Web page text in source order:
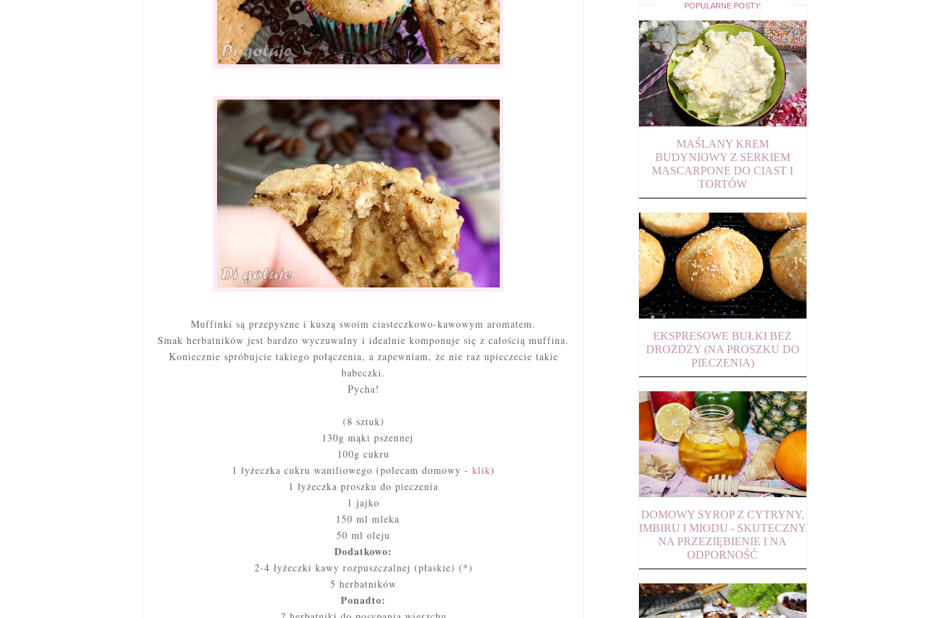
Muffinki są przepyszne i kuszą swoim ciasteczkowo-kawowym aromatem.
Smak herbatników jest bardzo wyczuwalny i idealnie komponuje się z całością muffina.
Koniecznie spróbujcie takiego połączenia, a zapewniam, że nie raz upieczecie takie
babeczki.
Pycha!
(8 sztuk)
130g mąki pszennej
100g cukru
1 łyżeczka cukru waniliowego (polecam domowy - klik)
1 łyżeczka proszku do pieczenia
1 jajko
150 ml mleka
50 ml oleju
Dodatkowo:
2-4 łyżeczki kawy rozpuszczalnej (płaskie) (*)
5 herbatników
Ponadto:
POPULARNE POSTY:
MAŚLANY KREM
BUDYNIOWY Z SERKIEM
MASCARPONE DO CIAST I
TORTÓW
EKSPRESOWE BUŁKI BEZ
DROŻDŻY (NA PROSZKU DO
PIECZENIA)
DOMOWY SYROP Z CYTRYNY,
IMBIRU I MIODU - SKUTECZNY
NA PRZEZIĘBIENIE I NA
ODPORNOŚĆ